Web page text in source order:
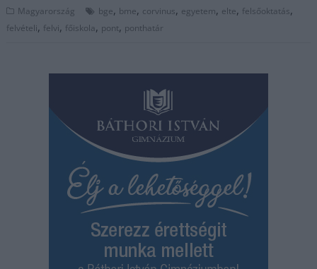
Magyarország bge, bme, corvinus, egyetem, elte, felsőoktatás,
felvételi, felvi, főiskola, pont, ponthatár